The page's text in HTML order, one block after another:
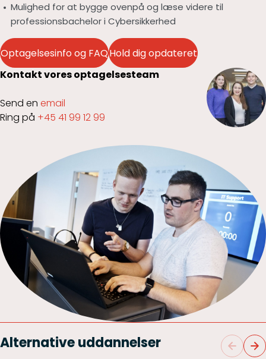
Mulighed for at bygge ovenpå og læse videre til
professionsbachelor i Cybersikkerhed
Optagelsesinfo og FAQHold dig opdateret
Kontakt vores optagelsesteam
Send en email
Ring på +45 41 99 12 99
Alternative uddannelser